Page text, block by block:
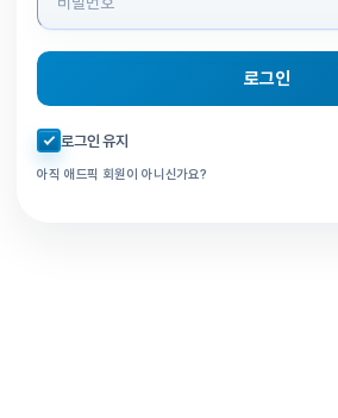
로그인
자동로그인 체크
로그인 유지
아직 애드픽 회원이 아니신가요?